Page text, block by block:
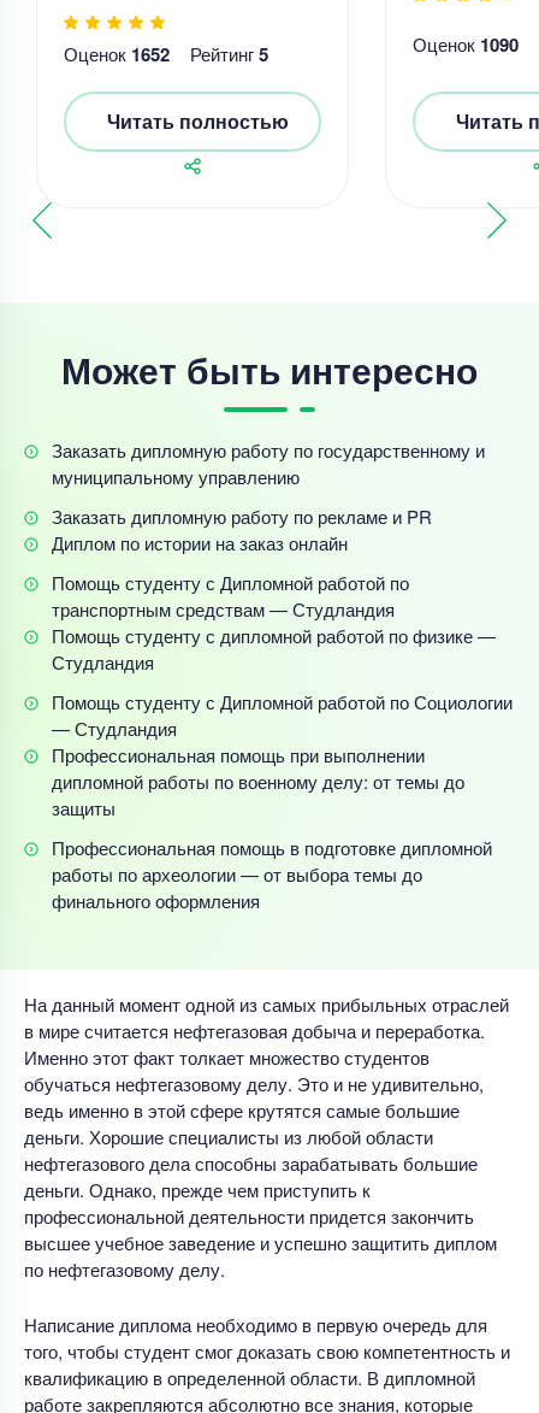
Оценок 1652 Рейтинг5
Читать полностью
Оценок 1090
Читать
Может быть интересно
Заказать дипломную работу по государственному и
муниципальному управлению
Заказать дипломную работу по рекламе и PR
Диплом по истории на заказ онлайн
Помощь студенту с Дипломной работой по
транспортным средствам — Студландия
Помощь студенту с дипломной работой по физике —
Студландия
Помощь студенту с Дипломной работой по Социологии
— Студландия
Профессиональная помощь при выполнении
дипломной работы по военному делу: от темы до
защиты
Профессиональная помощь в подготовке дипломной
работы по археологии — от выбора темы до
финального оформления
На данный момент одной из самых прибыльных отраслей
в мире считается нефтегазовая добыча и переработка.
Именно этот факт толкает множество студентов
обучаться нефтегазовому делу. Это и не удивительно,
ведь именно в этой сфере крутятся самые большие
деньги. Хорошие специалисты из любой области
нефтегазового дела способны зарабатывать большие
деньги. Однако, прежде чем приступить к
профессиональной деятельности придется закончить
высшее учебное заведение и успешно защитить диплом
по нефтегазовому делу.
Написание диплома необходимо в первую очередь для
того, чтобы студент смог доказать свою компетентность и
квалификацию в определенной области. В дипломной
работе закрепляются абсолютно все знания, которые